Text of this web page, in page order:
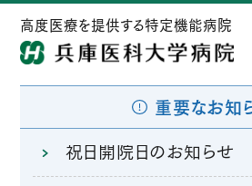
高度医療を提供する特定機能病院
重要なお知
祝日開院日のお知らせ